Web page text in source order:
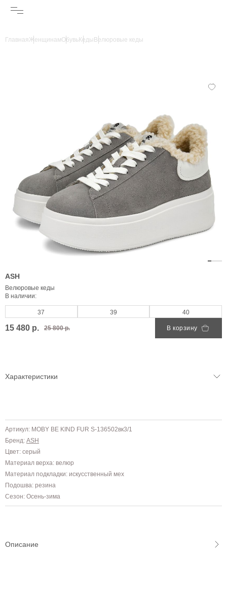
ГлавнаяЖенщинамОбувьКеды Велюровые кеды
ASH
Велюровые кеды
В наличии:
37 39 40
15 480 р. 25 800 р. В корзину
Характеристики
Артикул: MOBY BE KIND FUR S-136502вк3/1
Бренд: ASH
Цвет: серый
Материал верха: велюр
Материал подкладки: искусственный мех
Подошва: резина
Сезон: Осень-зима
Описание